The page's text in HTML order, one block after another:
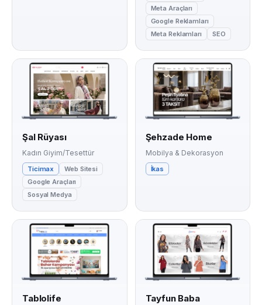
Meta Araçları
Google Reklamları
Meta Reklamları
SEO
Şal Rüyası
Kadın Giyim/Tesettür
Ticimax
Web Sitesi
Google Araçları
Sosyal Medya
Şehzade Home
Mobilya & Dekorasyon
İkas
Tablolife Tayfun Baba